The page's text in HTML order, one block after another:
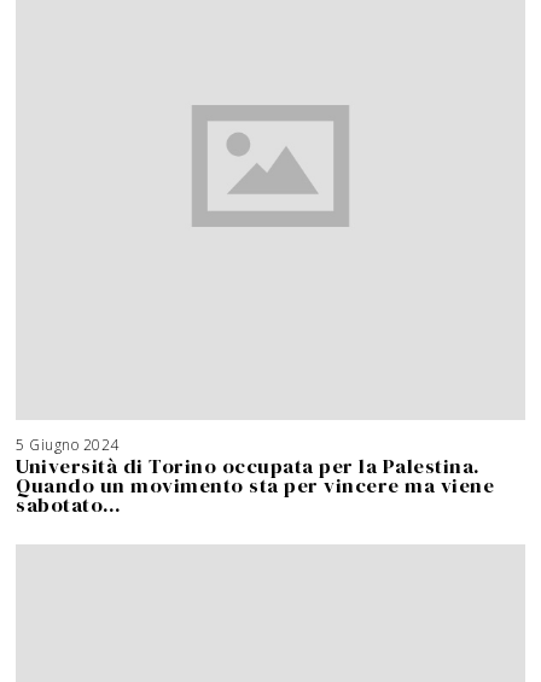
5 Giugno 2024
Università di Torino occupata per la Palestina.
Quando un movimento sta per vincere ma viene
sabotato…